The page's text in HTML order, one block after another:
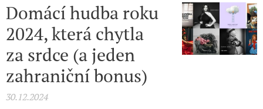
Domácí hudba roku
2024, která chytla
za srdce (a jeden
zahraniční bonus)
30.12.2024